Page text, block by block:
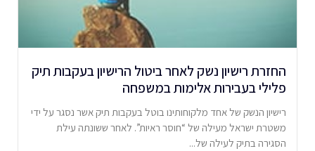
החזרת רישיון נשק לאחר ביטול הרישיון בעקבות תיק
פלילי בעבירות אלימות במשפחה
רישיון הנשק של אחד מלקוחותינו בוטל בעקבות תיק אשר נסגר על ידי
משטרת ישראל מעילה של “חוסר ראיות”. לאחר ששונתה עילת
הסגירה בתיק לעילה של...